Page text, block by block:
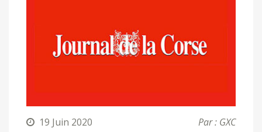
19 Juin 2020 Par : GXC